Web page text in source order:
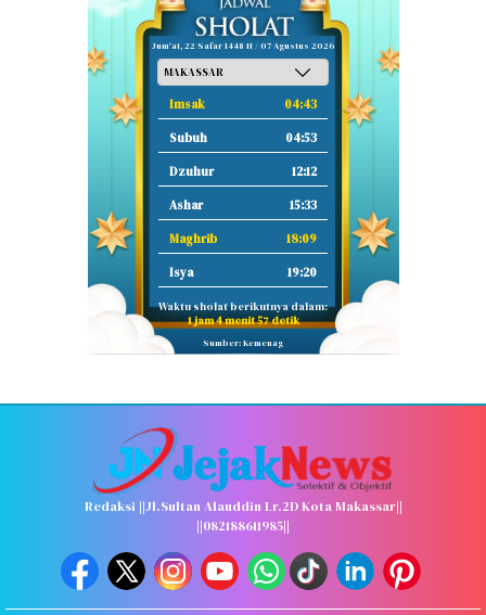
Jum'at, 22 Safar 1448 H / 07 Agustus 2026
Imsak 04:43
Subuh 04:53
Dzuhur 12:12
Ashar 15:33
Maghrib 18:09
Isya 19:20
Waktu sholat berikutnya dalam:
1 jam 4 menit 57 detik
Sumber: Kemenag
Redaksi ||Jl.Sultan Alauddin Lr.2D Kota Makassar||
||082188611985||